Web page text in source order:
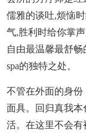
儒雅的谈吐,烦恼
气,胜利时给你掌
自由最温馨最舒
spa的独特之处。
不管在外面的身
面具。回归真我
活。在这里不会